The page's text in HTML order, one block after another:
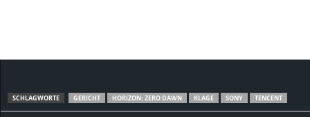
SCHLAGWORTE GERICHT HORIZON: ZERO DAWN KLAGE SONY TENCENT